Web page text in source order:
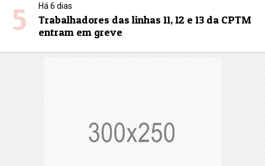
5 Há 6 dias
Trabalhadores das linhas 11, 12 e 13 da CPTM
entram em greve